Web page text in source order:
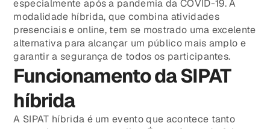
especialmente após a pandemia da COVID-19. A
modalidade híbrida, que combina atividades
presenciais e online, tem se mostrado uma excelente
alternativa para alcançar um público mais amplo e
garantir a segurança de todos os participantes.
Funcionamento da SIPAT
híbrida
A SIPAT híbrida é um evento que acontece tanto